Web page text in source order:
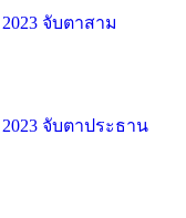
จับตาสาม
จับตาประธาน